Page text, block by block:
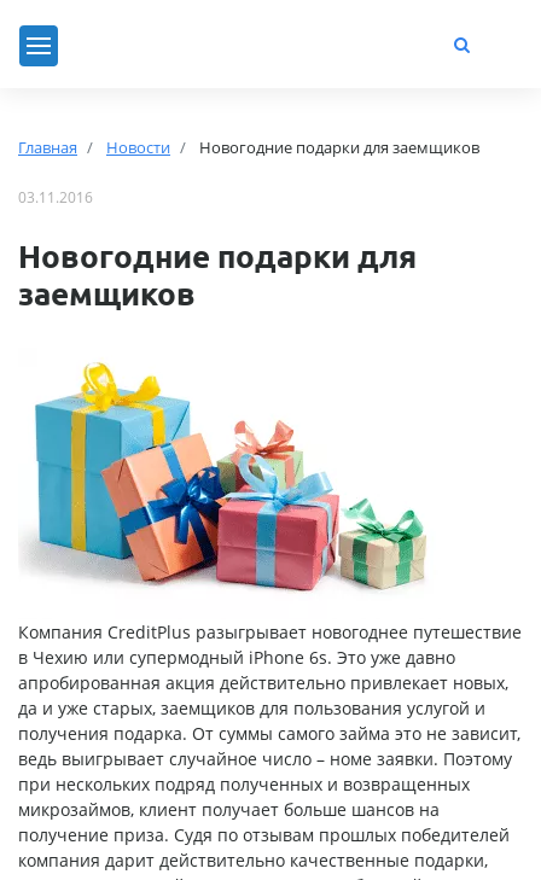
Главная Новости Новогодние подарки для заемщиков
03.11.2016
Новогодние подарки для
заемщиков
Компания CreditPlus разыгрывает новогоднее путешествие
в Чехию или супермодный iPhone 6s. Это уже давно
апробированная акция действительно привлекает новых,
да и уже старых, заемщиков для пользования услугой и
получения подарка. От суммы самого займа это не зависит,
ведь выигрывает случайное число – номе заявки. Поэтому
при нескольких подряд полученных и возвращенных
микрозаймов, клиент получает больше шансов на
получение приза. Судя по отзывам прошлых победителей
компания дарит действительно качественные подарки,